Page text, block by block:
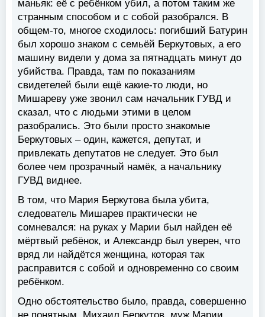
маньяк: её с ребёнком убил, а потом таким же
странным способом и с собой разобрался. В
общем-то, многое сходилось: погибший Батурин
был хорошо знаком с семьёй Беркутовых, а его
машину видели у дома за пятнадцать минут до
убийства. Правда, там по показаниям
свидетелей были ещё какие-то люди, но
Мишареву уже звонил сам начальник ГУВД и
сказал, что с людьми этими в целом
разобрались. Это были просто знакомые
Беркутовых – один, кажется, депутат, и
привлекать депутатов не следует. Это был
более чем прозрачный намёк, а начальнику
ГУВД виднее.
В том, что Мария Беркутова была убита,
следователь Мишарев практически не
сомневался: на руках у Марии был найден её
мёртвый ребёнок, и Александр был уверен, что
вряд ли найдётся женщина, которая так
расправится с собой и одновременно со своим
ребёнком.
Одно обстоятельство было, правда, совершенно